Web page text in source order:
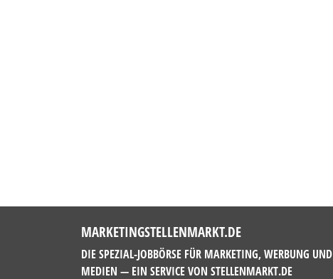
MARKETINGSTELLENMARKT.DE
DIE SPEZIAL-JOBBÖRSE FÜR MARKETING, WERBUNG UND
MEDIEN — EIN SERVICE VON STELLENMARKT.DE